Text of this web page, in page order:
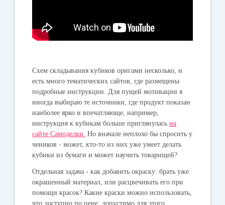
Схем складывания кубиков оригами несколько, и
есть много тематических сайтов, где размещены
подробные инструкции. Для пущей мотивации я
иногда выбираю те источники, где продукт показан
наиболее ярко и впечатляюще, например,
инструкция к кубикам больше приглянуласьна
сайте Самоделки. Но вначале неплохо бы спросить у
чеников - может, кто-то из них уже умеет делать
кубики из бумаги и может научить товарищей?
Отдельная задача - как добавить окраску: брать уже
окрашенный материал, или расцвечивать его при
помощи красок? Какие краски можно использовать,
что доступно по цене, допустимо для этого